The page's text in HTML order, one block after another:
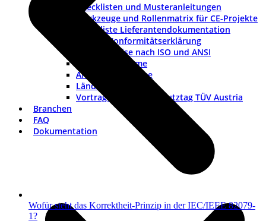
Checklisten und Musteranleitungen
Werkzeuge und Rollenmatrix für CE-Projekte
Checkliste Lieferantendokumentation
Muster-Konformitätserklärung
Warnhinweise nach ISO und ANSI
ISO-Piktogramme
ANSI-Piktogramme
Länderkennzeichen
Vortrag Explosionsschutztag TÜV Austria
Branchen
FAQ
Dokumentation
Wofür steht das Korrektheit-Prinzip in der IEC/IEEE 82079-
1?